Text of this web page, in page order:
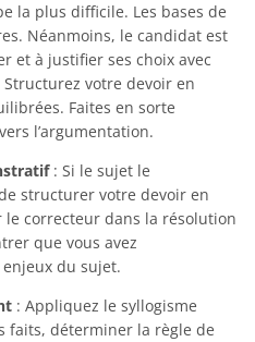
la plus difficile. Les bases de
Néanmoins, le candidat est
et à justifier ses choix avec
votre devoir en
Faites en sorte
l’argumentation.
: Si le sujet le
structurer votre devoir en
correcteur dans la résolution
que vous avez
du sujet.
: Appliquez le syllogisme
déterminer la règle de